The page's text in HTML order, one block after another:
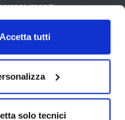
Accetta tutti
solo tecnici
imposti
tipiche di
dei loro
al presente
dei Termini